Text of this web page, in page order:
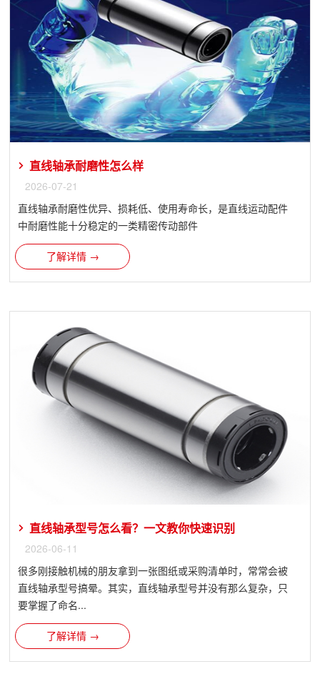
直线轴承​耐磨性怎么样
2026-07-21
直线轴承耐磨性优异、损耗低、使用寿命长，是直线运动配件
中耐磨性能十分稳定的一类精密传动部件
了解详情 →
直线轴承型号怎么看？一文教你快速识别
2026-06-11
很多刚接触机械的朋友拿到一张图纸或采购清单时，常常会被
直线轴承型号搞晕。其实，直线轴承型号并没有那么复杂，只
要掌握了命名...
了解详情 →